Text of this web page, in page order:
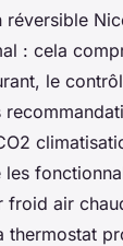
réversible
: cela
le
froid air
thermostat